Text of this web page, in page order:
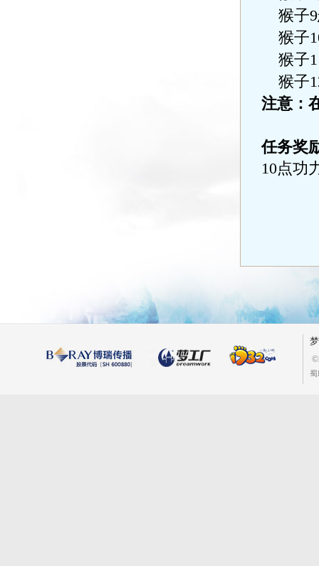
猴子9
猴子
猴子
猴子
注意：
任务奖
10点功
©
蜀